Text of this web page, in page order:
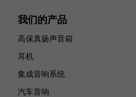
我们的产品
高保真扬声音箱
耳机
集成音响系统
汽车音响